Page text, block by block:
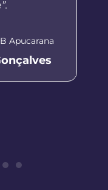
Apucarana